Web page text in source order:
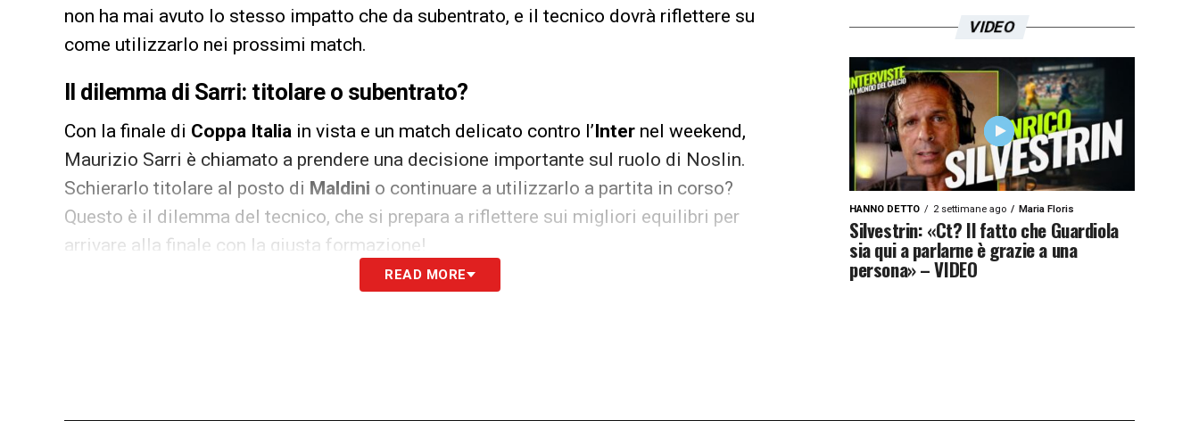
non ha mai avuto lo stesso impatto che da subentrato, e il tecnico dovrà riflettere su
come utilizzarlo nei prossimi match.
Il dilemma di Sarri: titolare o subentrato?
Con la finale di Coppa Italia in vista e un match delicato contro l’Inter nel weekend,
Maurizio Sarri è chiamato a prendere una decisione importante sul ruolo di Noslin.
Schierarlo titolare al posto di Maldini o continuare a utilizzarlo a partita in corso?
Questo è il dilemma del tecnico, che si prepara a riflettere sui migliori equilibri per
arrivare alla finale con la giusta formazione!
READ MORE
VIDEO
HANNO DETTO 2 settimane ago Maria Floris
Silvestrin: «Ct? Il fatto che Guardiola
sia qui a parlarne è grazie a una
persona» – VIDEO